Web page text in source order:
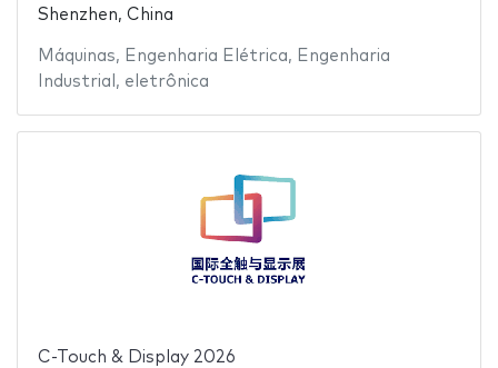
Shenzhen, China
Máquinas, Engenharia Elétrica, Engenharia
Industrial , eletrônica
C-Touch & Display 2026